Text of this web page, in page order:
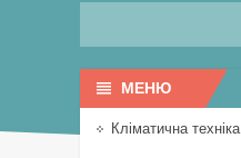
Кліматична техніка